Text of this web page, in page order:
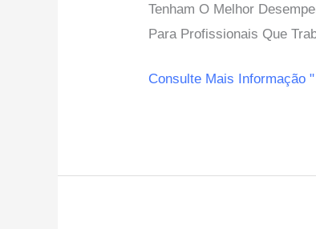
Tenham O Melhor
Para Profissionais Que
Do
Filtro
Consulte Mais Informação "